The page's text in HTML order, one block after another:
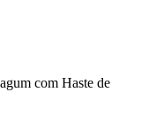
com Haste de